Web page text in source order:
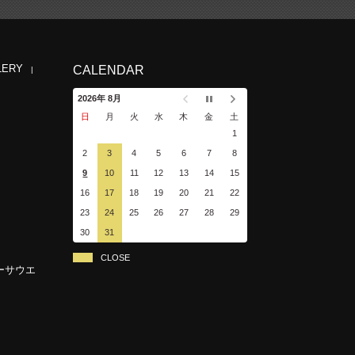
サウエ
CALENDAR
2026年 8月
日
月 火 水 木 金
土
1
2 3 4 5 6 7 8
9 10 11 12 13 14 15
16 17 18 19 20 21 22
23 24 25 26 27 28 29
30 31
CLOSE